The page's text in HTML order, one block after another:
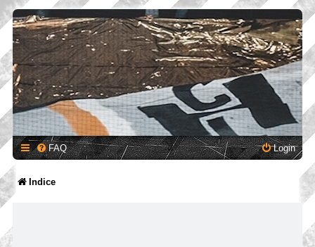
FAQ Login
Indice